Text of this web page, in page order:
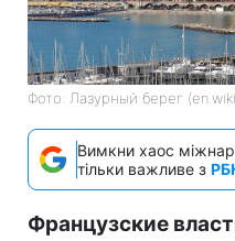
Фото: Лазурный берег
Вимкни хаос
тільки важливе з
Французские